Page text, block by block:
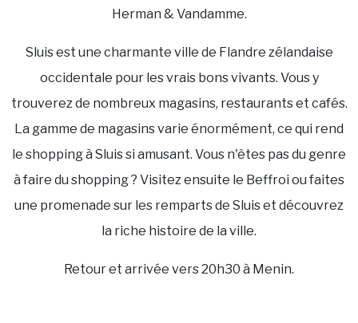
Herman & Vandamme.
Sluis est une charmante ville de Flandre zélandaise
occidentale pour les vrais bons vivants. Vous y
trouverez de nombreux magasins, restaurants et cafés.
La gamme de magasins varie énormément, ce qui rend
le shopping à Sluis si amusant. Vous n'êtes pas du genre
à faire du shopping ? Visitez ensuite le Beffroi ou faites
une promenade sur les remparts de Sluis et découvrez
la riche histoire de la ville.
Retour et arrivée vers 20h30 à Menin.